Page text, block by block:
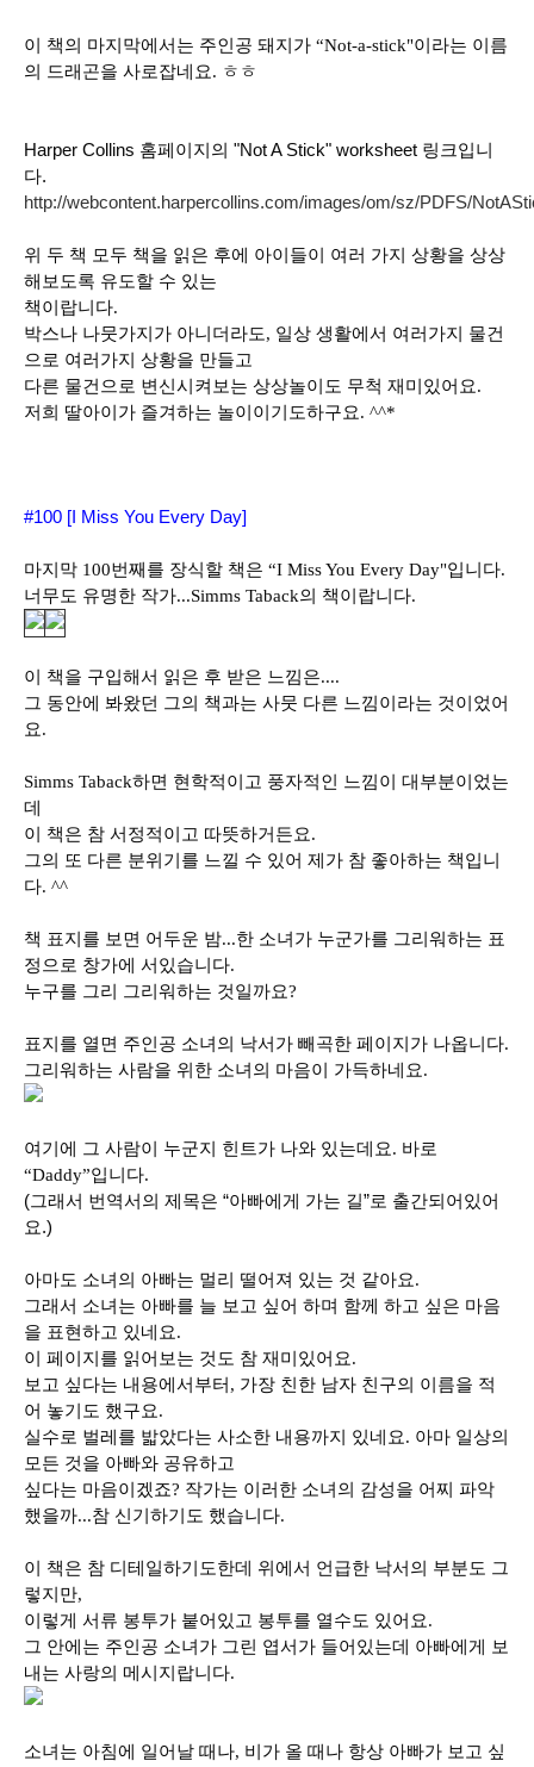
이 책의 마지막에서는 주인공 돼지가 “Not-a-stick"이라는 이름
의 드래곤을 사로잡네요. ㅎㅎ
Harper Collins 홈페이지의 "Not A Stick" worksheet 링크입니
다.
http://webcontent.harpercollins.com/images/om/sz/PDFS/
위 두 책 모두 책을 읽은 후에 아이들이 여러 가지 상황을 상상
해보도록 유도할 수 있는
책이랍니다.
박스나 나뭇가지가 아니더라도, 일상 생활에서 여러가지 물건
으로 여러가지 상황을 만들고
다른 물건으로 변신시켜보는 상상놀이도 무척 재미있어요.
저희 딸아이가 즐겨하는 놀이이기도하구요. ^^*
#100 [I Miss You Every Day]
마지막 100번째를 장식할 책은 “I Miss You Every Day"입니다.
너무도 유명한 작가...Simms Taback의 책이랍니다.
이 책을 구입해서 읽은 후 받은 느낌은....
그 동안에 봐왔던 그의 책과는 사뭇 다른 느낌이라는 것이었어
요.
Simms Taback하면 현학적이고 풍자적인 느낌이 대부분이었는
데
이 책은 참 서정적이고 따뜻하거든요.
그의 또 다른 분위기를 느낄 수 있어 제가 참 좋아하는 책입니
다. ^^
책 표지를 보면 어두운 밤...한 소녀가 누군가를 그리워하는 표
정으로 창가에 서있습니다.
누구를 그리 그리워하는 것일까요?
표지를 열면 주인공 소녀의 낙서가 빼곡한 페이지가 나옵니다.
그리워하는 사람을 위한 소녀의 마음이 가득하네요.
여기에 그 사람이 누군지 힌트가 나와 있는데요. 바로
“Daddy”입니다.
(그래서 번역서의 제목은 “아빠에게 가는 길”로 출간되어있어
요.)
아마도 소녀의 아빠는 멀리 떨어져 있는 것 같아요.
그래서 소녀는 아빠를 늘 보고 싶어 하며 함께 하고 싶은 마음
을 표현하고 있네요.
이 페이지를 읽어보는 것도 참 재미있어요.
보고 싶다는 내용에서부터, 가장 친한 남자 친구의 이름을 적
어 놓기도 했구요.
실수로 벌레를 밟았다는 사소한 내용까지 있네요. 아마 일상의
모든 것을 아빠와 공유하고
싶다는 마음이겠죠? 작가는 이러한 소녀의 감성을 어찌 파악
했을까...참 신기하기도 했습니다.
이 책은 참 디테일하기도한데 위에서 언급한 낙서의 부분도 그
렇지만,
이렇게 서류 봉투가 붙어있고 봉투를 열수도 있어요.
그 안에는 주인공 소녀가 그린 엽서가 들어있는데 아빠에게 보
내는 사랑의 메시지랍니다.
소녀는 아침에 일어날 때나, 비가 올 때나 항상 아빠가 보고 싶